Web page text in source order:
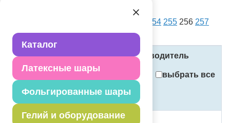
Каталог
Латексные шары
Фольгированные шары
Гелий и оборудование
новинка
спецпредложение
Применить
Сбросить фильтры
254 255 256 257
258...361
Название Код Производитель
выбрать все
Стоимость
(в рублях, с учётом НДС)
С Т О К